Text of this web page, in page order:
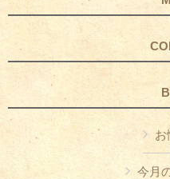
お
今月